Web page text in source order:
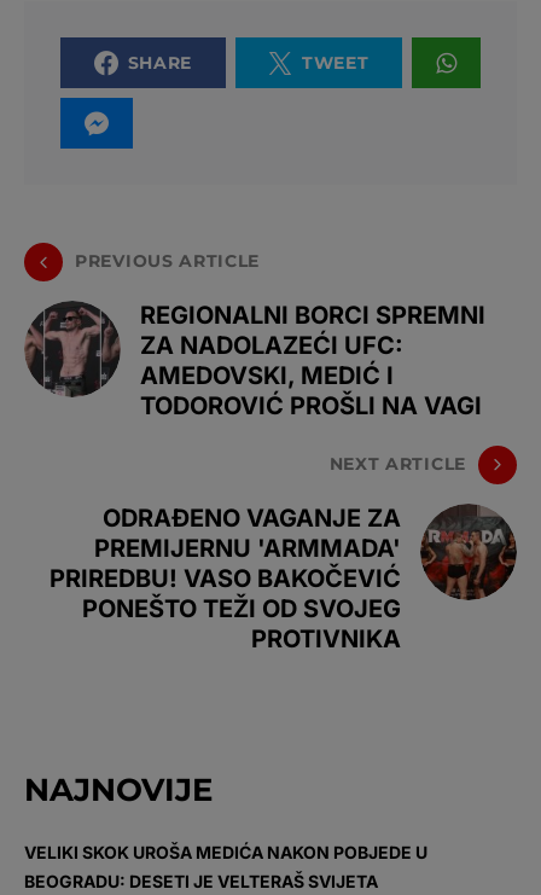
SHARE TWEET
PREVIOUS ARTICLE
REGIONALNI BORCI SPREMNI
ZA NADOLAZEĆI UFC:
AMEDOVSKI, MEDIĆ I
TODOROVIĆ PROŠLI NA VAGI
NEXT ARTICLE
ODRAĐENO VAGANJE ZA
PREMIJERNU 'ARMMADA'
PRIREDBU! VASO BAKOČEVIĆ
PONEŠTO TEŽI OD SVOJEG
PROTIVNIKA
NAJNOVIJE
VELIKI SKOK UROŠA MEDIĆA NAKON POBJEDE U
BEOGRADU: DESETI JE VELTERAŠ SVIJETA